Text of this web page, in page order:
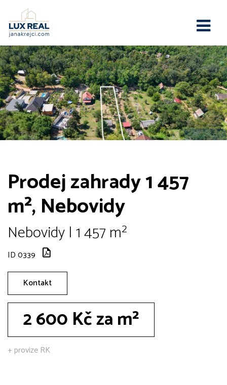
Prodej zahrady 1 457
m², Nebovidy
Nebovidy | 1 457 m²
ID 0339
Kontakt
2 600 Kč za m²
+ provize RK